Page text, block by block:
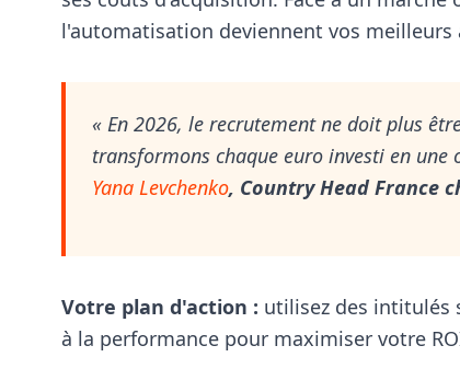
l'automatisation deviennent vos
« En 2026, le recrutement ne doit plus
transformons chaque euro investi en
Yana Levchenko, Country Head France
Votre plan d'action : utilisez des intitulés
à la performance pour maximiser votre